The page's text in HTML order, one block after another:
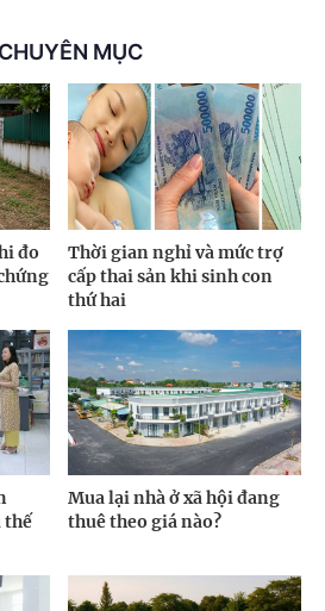
MỤC
đo
Thời gian nghỉ và mức trợ
cấp thai sản khi sinh con
thứ hai
thế
Mua lại nhà ở xã hội đang
thuê theo giá nào?